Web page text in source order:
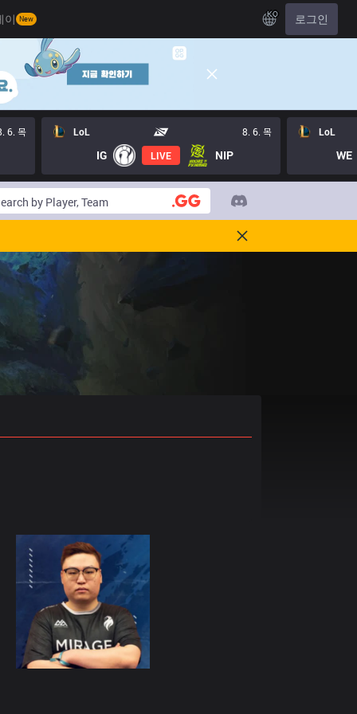
이 New KO 로그인
6. 목 LoL 8. 6. 목
IG LIVE NIP
LoL
WE